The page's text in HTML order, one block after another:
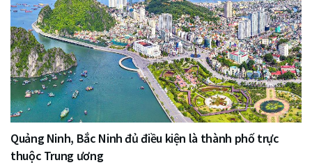
Quảng Ninh, Bắc Ninh đủ điều kiện là thành phố trực
thuộc Trung ương